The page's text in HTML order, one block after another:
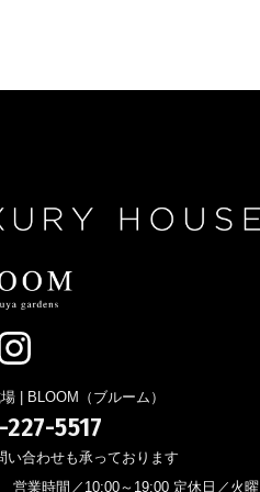
| BLOOM（ブルーム）
5517
い合わせも承っております
営業時間／10:00～19:00 定休日／火